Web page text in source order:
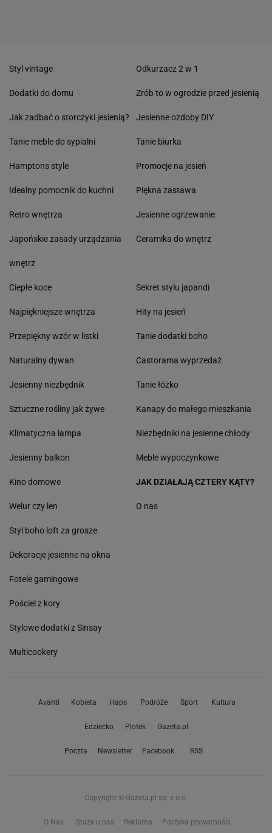
Styl vintage
Dodatki do domu
Jak zadbać o storczyki jesienią?
Tanie meble do sypialni
Hamptons style
Idealny pomocnik do kuchni
Retro wnętrza
Japońskie zasady urządzania
wnętrz
Odkurzacz 2 w 1
Zrób to w ogrodzie przed jesienią
Jesienne ozdoby DIY
Tanie biurka
Promocje na jesień
Piękna zastawa
Jesienne ogrzewanie
Ceramika do wnętrz
Ciepłe koce
Najpiękniejsze wnętrza
Przepiękny wzór w listki
Naturalny dywan
Jesienny niezbędnik
Sztuczne rośliny jak żywe
Klimatyczna lampa
Jesienny balkon
Sekret stylu japandi
Hity na jesień
Tanie dodatki boho
Castorama wyprzedaż
Tanie łóżko
Kanapy do małego mieszkania
Niezbędniki na jesienne chłody
Meble wypoczynkowe
Kino domowe
Welur czy len
Styl boho loft za grosze
Dekoracje jesienne na okna
Fotele gamingowe
Pościel z kory
Stylowe dodatki z Sinsay
Multicookery
JAK DZIAŁAJĄ CZTERY KĄTY?
O nas
Avanti Kobieta Haps Podróże Sport Kultura
Edziecko Plotek Gazeta.pl
Poczta Newsletter Facebook RSS
Copyright © Gazeta.pl sp. z o.o.
O Nas Staże u nas Reklama Polityka prywatności